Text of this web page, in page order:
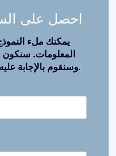
احصل على
يمكنك ملء
المعلومات. سنكون
وسنقوم بالإجابة عليه في أقرب وقت ممكن.